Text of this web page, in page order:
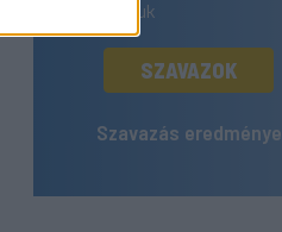
párharcuk
SZAVAZOK
Szavazás eredménye